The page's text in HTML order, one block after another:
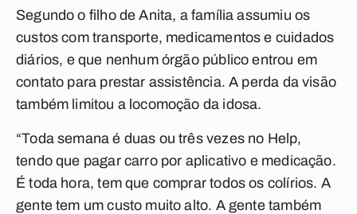
Segundo o filho de Anita, a família assumiu os
custos com transporte, medicamentos e cuidados
diários, e que nenhum órgão público entrou em
contato para prestar assistência. A perda da visão
também limitou a locomoção da idosa.
“Toda semana é duas ou três vezes no Help,
tendo que pagar carro por aplicativo e medicação.
É toda hora, tem que comprar todos os colírios. A
gente tem um custo muito alto. A gente também